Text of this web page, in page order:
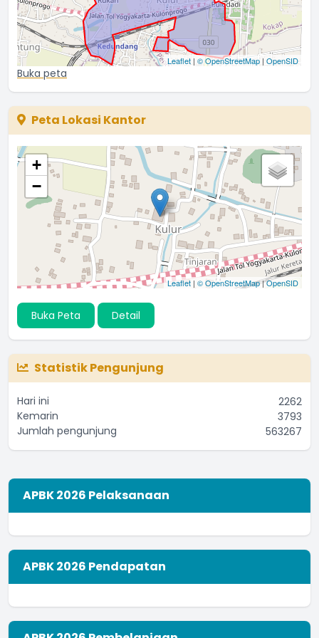
NURAINI
02 Maret 2021 11:47:25
...selengkapnya
Hilarius
23 Januari 2021 08:14:37
Leaflet | © OpenStreetMap | OpenSID
Buka peta
Peta Lokasi Kantor
+
−
Leaflet | © OpenStreetMap|OpenSID
Buka Peta Detail
Statistik Pengunjung
Hari ini
2262
Kemarin
3793
Jumlah pengunjung
563267
APBK 2026 Pelaksanaan
APBK 2026 Pendapatan